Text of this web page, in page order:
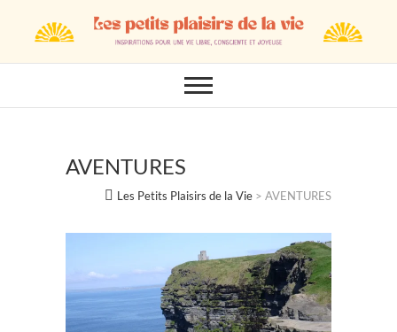
AVENTURES
Les Petits Plaisirs de la Vie > AVENTURES